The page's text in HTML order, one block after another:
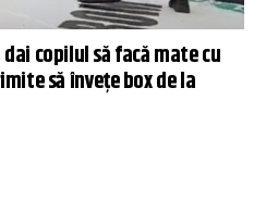
copilul să facă mate cu
să învețe box de la